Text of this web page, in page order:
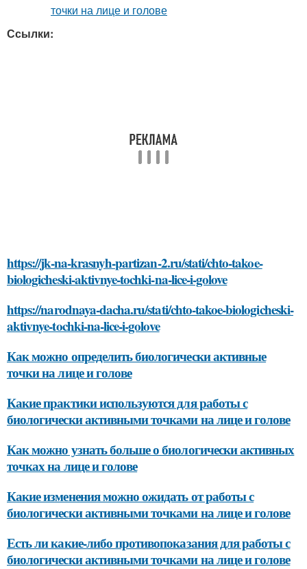
Ссылки:
https://jk-na-krasnyh-partizan-2.ru/stati/chto-takoe-
biologicheski-aktivnye-tochki-na-lice-i-golove
https://narodnaya-dacha.ru/stati/chto-takoe-biologicheski-
aktivnye-tochki-na-lice-i-golove
Как можно определить биологически активные
точки на лице и голове
Какие практики используются для работы с
биологически активными точками на лице и голове
Как можно узнать больше о биологически активных
точках на лице и голове
Какие изменения можно ожидать от работы с
биологически активными точками на лице и голове
Есть ли какие-либо противопоказания для работы с
биологически активными точками на лице и голове